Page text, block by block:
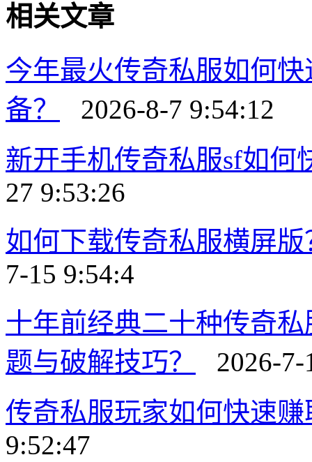
相关文章
今年最火传奇私服如何
备？
2026-8-7 9:54:12
新开手机传奇私服sf如何
27 9:53:26
如何下载传奇私服横屏
7-15 9:54:4
十年前经典二十种传奇
题与破解技巧？
2026-7-
传奇私服玩家如何快速
9:52:47